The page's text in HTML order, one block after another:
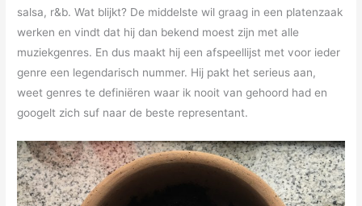
salsa, r&b. Wat blijkt? De middelste wil graag in een platenzaak
werken en vindt dat hij dan bekend moest zijn met alle
muziekgenres. En dus maakt hij een afspeellijst met voor ieder
genre een legendarisch nummer. Hij pakt het serieus aan,
weet genres te definiëren waar ik nooit van gehoord had en
googelt zich suf naar de beste representant.